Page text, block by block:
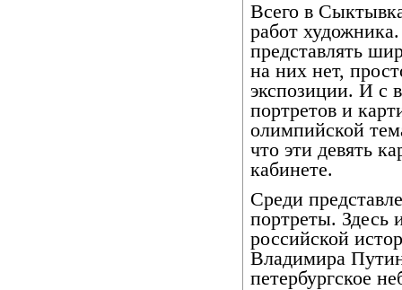
Всего в
работ
представлять
на них нет,
экспозиции. И с
портретов и
олимпийской
что эти девять
кабинете.
Среди
портреты. Здесь
российской
Владимира
петербургское